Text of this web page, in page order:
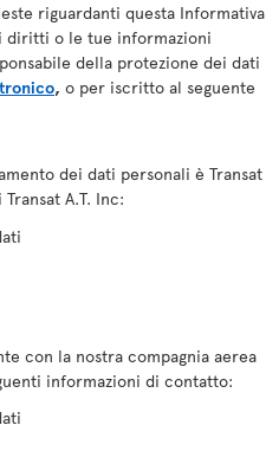
riguardanti questa Informativa
diritti o le tue informazioni
della protezione dei dati
, o per iscritto al seguente
dei dati personali è Transat
A.T. Inc:
con la nostra compagnia aerea
informazioni di contatto: